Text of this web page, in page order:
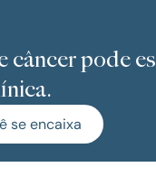
câncer pode
se encaixa